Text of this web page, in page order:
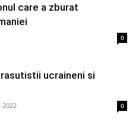
care a zburat
0
ucraineni si
2022 0